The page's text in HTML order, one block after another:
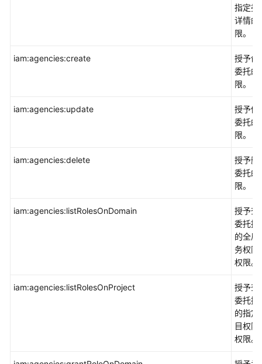
指定委
详情的
限。
iam:agencies:create
授予创
委托的
限。
iam:agencies:update
授予修
委托的
限。
iam:agencies:delete
授予删
委托的
限。
iam:agencies:listRolesOnDomain
授予查
委托拥
的全局
务权限
权限。
iam:agencies:listRolesOnProject
授予查
委托拥
的指定
目权限
权限。